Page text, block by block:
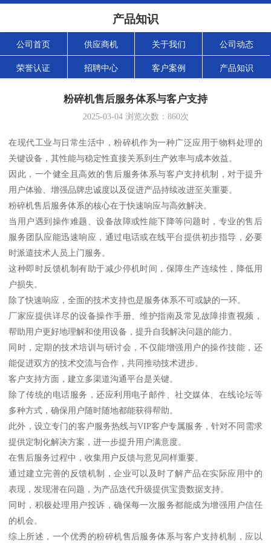
产品知识
公司首页 供应商机 关于我们 公司动态
荣誉认证 招聘中心 客户案例 产品知识
粉碎机售后服务体系与客户支持
2025-03-04浏览次数： 860次
在现代工业与日常生活中，粉碎机作为一种广泛应用于物料处理的
关键设备，其性能与稳定性直接关系到生产效率与成本效益。
因此，一个健全且高效的售后服务体系与客户支持机制，对于提升
用户体验、增强品牌忠诚度以及促进产品持续改进至关重要。
粉碎机售后服务体系的核心在于快速响应与高效解决。
当用户遇到操作难题、设备故障或性能下降等问题时，专业的售后
服务团队应能迅速响应，通过电话或在线平台提供初步指导，必要
时派遣技术人员上门服务。
这种即时反馈机制有助于减少停机时间，保障生产连续性，降低用
户损失。
除了快速响应，全面的技术支持也是服务体系不可或缺的一环。
厂家应提供详尽的设备操作手册、维护指南及常见故障排查视频，
帮助用户更好地理解和使用设备，提升自我解决问题的能力。
同时，定期的技术培训与研讨会，不仅能增强用户的操作技能，还
能促进双方的技术交流与合作，共同推动技术进步。
客户支持方面，建立多渠道沟通平台是关键。
除了传统的电话服务，还应利用电子邮件、社交媒体、在线论坛等
多种方式，确保用户随时随地都能获得帮助。
此外，设立专门的客户服务热线与VIP客户专属服务，针对不同需求
提供定制化解决方案，进一步提升用户满意度。
在售后服务过程中，收集用户反馈与意见同样重要。
通过建立完善的反馈机制，企业可以及时了解产品在实际应用中的
表现，发现潜在问题，为产品迭代升级提供宝贵数据支持。
同时，积极处理用户投诉，确保每一次服务都能成为增强用户信任
的机会。
综上所述，一个优秀的粉碎机售后服务体系与客户支持机制，应以